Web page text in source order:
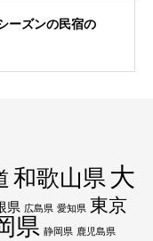
ーズンの民宿の
和歌山県 大
県 広島県 愛知県 東京
県 静岡県 鹿児島県